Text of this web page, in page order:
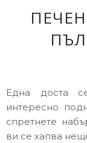
Една доста
интересно
спретнете
ви се хапва